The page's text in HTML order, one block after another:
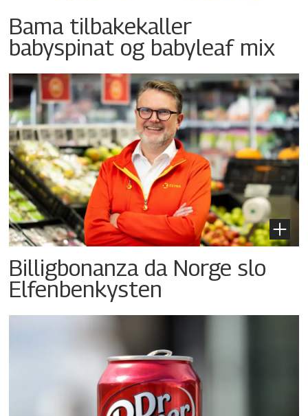
Bama tilbakekaller
babyspinat og babyleaf mix
Billigbonanza da Norge slo
Elfenbenkysten